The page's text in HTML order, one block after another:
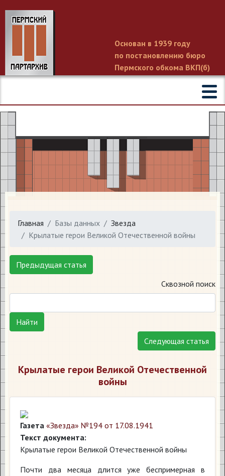
Основан в 1939 году
по постановлению бюро
Пермского обкома ВКП(б)
Главная Базы данных
Звезда
Крылатые герои Великой Отечественной войны
Предыдущая статья
Сквозной поиск
Найти
Следующая статья
Крылатые герои Великой Отечественной
войны
Газета «Звезда» №194 от 17.08.1941
Текст документа:
Крылатые герои Великой Отечественной войны
Почти два месяца длится уже беспримерная в